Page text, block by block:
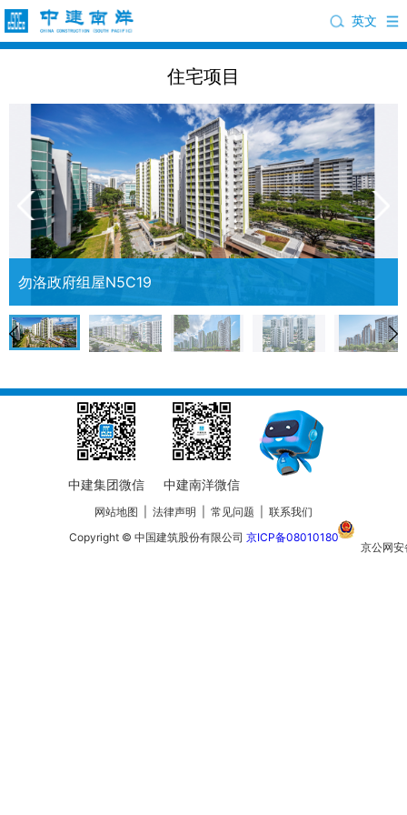
英文
住宅项目
勿洛政府组屋N5C19
中建集团微信 中建南洋微信
网站地图 法律声明 常见问题
联系我们
Copyright © 中国建筑股份有限公司 京ICP备08010180
京公网安